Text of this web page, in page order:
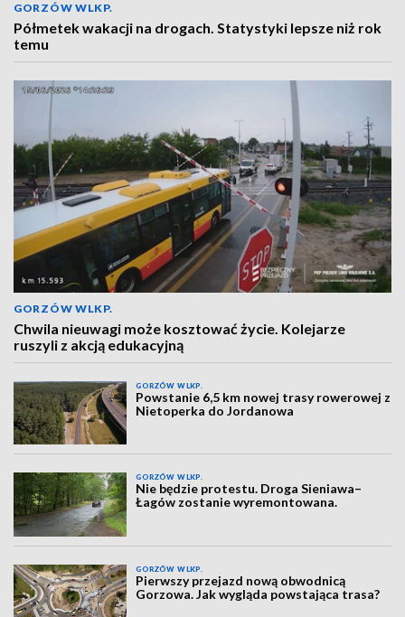
GORZÓW WLKP.
Półmetek wakacji na drogach. Statystyki lepsze niż rok
temu
GORZÓW WLKP.
Chwila nieuwagi może kosztować życie. Kolejarze
ruszyli z akcją edukacyjną
GORZÓW WLKP.
Powstanie 6,5 km nowej trasy rowerowej z
Nietoperka do Jordanowa
GORZÓW WLKP.
Nie będzie protestu. Droga Sieniawa–
Łagów zostanie wyremontowana.
GORZÓW WLKP.
Pierwszy przejazd nową obwodnicą
Gorzowa. Jak wygląda powstająca trasa?